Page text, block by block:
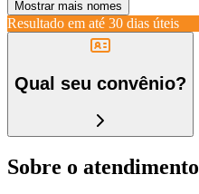
Mostrar mais nomes
Resultado em até 30 dias úteis
Qual seu convênio?
Sobre o atendimento